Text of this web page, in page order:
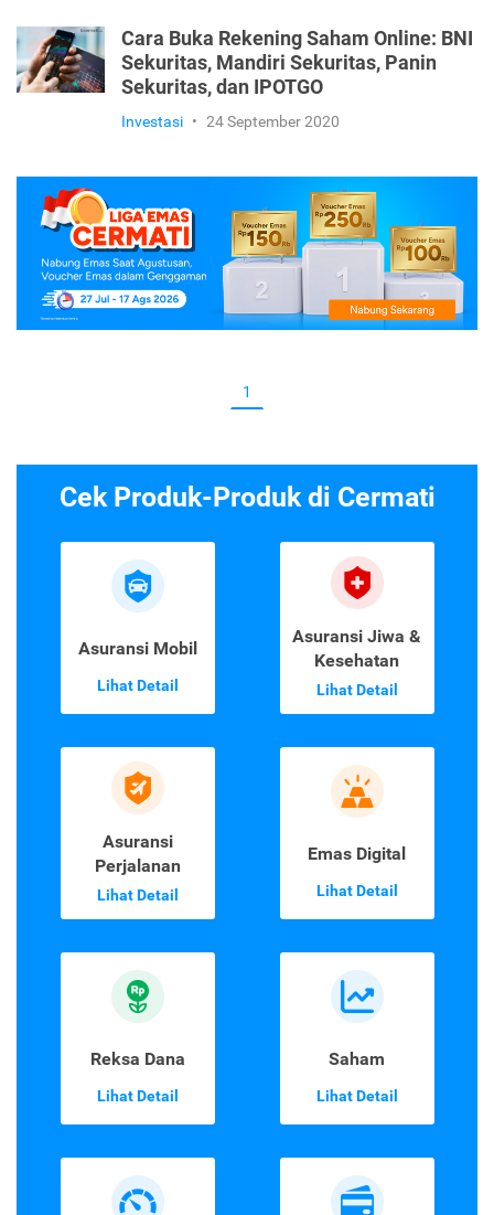
Cara Buka Rekening Saham Online: BNI
Sekuritas, Mandiri Sekuritas, Panin
Sekuritas, dan IPOTGO
Investasi • 24 September 2020
1
Cek Produk-Produk di Cermati
Asuransi Mobil
Lihat Detail
Asuransi Jiwa &
Kesehatan
Lihat Detail
Asuransi
Perjalanan
Lihat Detail
Emas Digital
Lihat Detail
Reksa Dana
Lihat Detail
Saham
Lihat Detail